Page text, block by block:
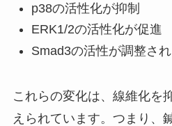
p38の活性化が抑制
ERK1/2の活性化が促進
Smad3の活性が調整さ
これらの変化は、線維化を
えられています。つまり、